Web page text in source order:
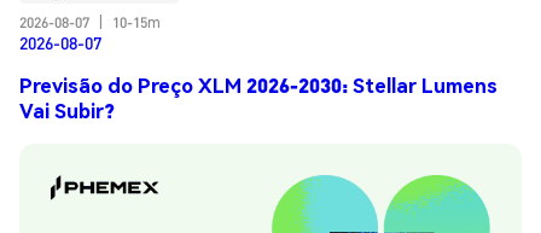
2026-08-07
10-15m
2026-08-07
Previsão do Preço XLM 2026-2030: Stellar Lumens
Vai Subir?